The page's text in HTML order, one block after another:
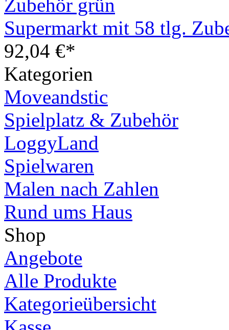
Supermarkt mit 58 tlg.
92,04 €*
Kategorien
Moveandstic
Spielplatz & Zubehör
LoggyLand
Spielwaren
Malen nach Zahlen
Rund ums Haus
Shop
Angebote
Alle Produkte
Kategorieübersicht